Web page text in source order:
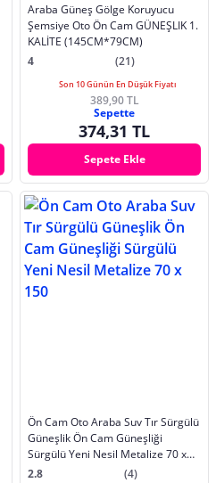
Araba Güneş Gölge Koruyucu
Şemsiye Oto Ön Cam GÜNEŞLIK 1.
KALİTE (145CM*79CM)
4
(21)
Son 10 Günün En Düşük Fiyatı
389,90 TL
Sepette
374,31 TL
Sepete Ekle
Ön Cam Oto Araba Suv Tır Sürgülü
Güneşlik Ön Cam Güneşliği
Sürgülü Yeni Nesil Metalize 70 x
150
2.8 (4)